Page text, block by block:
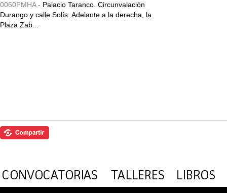
0060FMHA - Palacio Taranco. Circunvalación
Durango y calle Solís. Adelante a la derecha, la
Plaza Zab...